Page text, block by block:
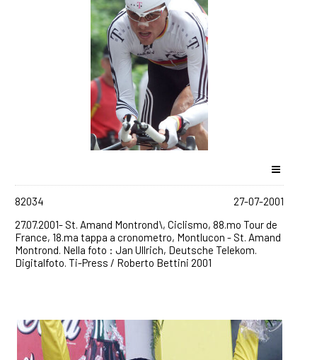
82034
27-07-2001
27.07.2001- St. Amand Montrond\, Ciclismo, 88.mo Tour de
France, 18.ma tappa a cronometro, Montlucon - St. Amand
Montrond. Nella foto : Jan Ullrich, Deutsche Telekom.
Digitalfoto. Ti-Press / Roberto Bettini 2001